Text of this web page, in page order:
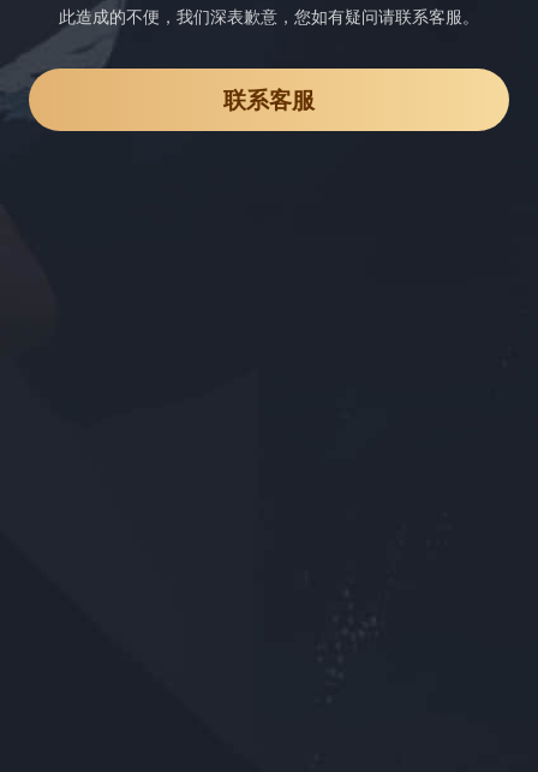
此造成的不便，我们深表歉意，您如有疑问请联系客服。
联系客服